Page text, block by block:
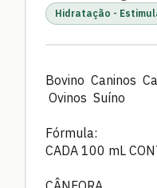
Hidratação -
Bovino Caninos
Ovinos Suíno
Fórmula:
CADA 100 mL